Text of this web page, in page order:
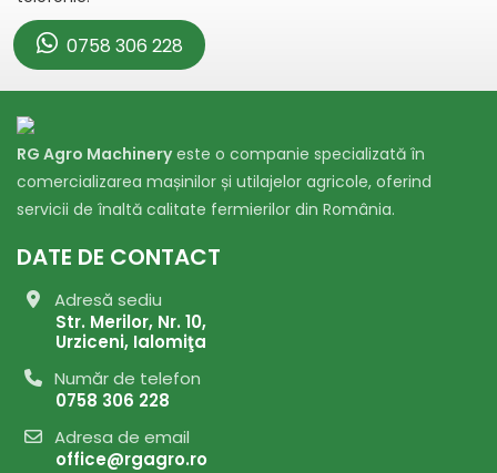
0758 306 228
RG Agro Machineryeste o companie specializată în
comercializarea mașinilor și utilajelor agricole, oferind
servicii de înaltă calitate fermierilor din România.
DATE DE CONTACT
Adresă sediu
Str. Merilor, Nr. 10,
Urziceni, Ialomiţa
Număr de telefon
0758 306 228
Adresa de email
office@rgagro.ro